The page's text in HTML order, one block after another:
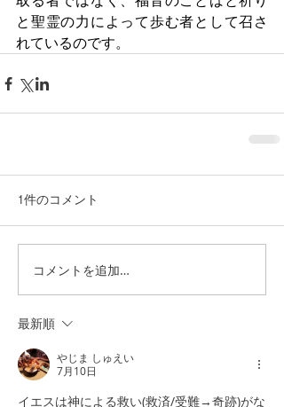
と聖霊の力によって歩む者として召さ
れているのです。
1件のコメント
コメントを追加…
最新順
やじま しゅえい
7月10日
イエスは神による救い(救済/受難→奇跡)がな